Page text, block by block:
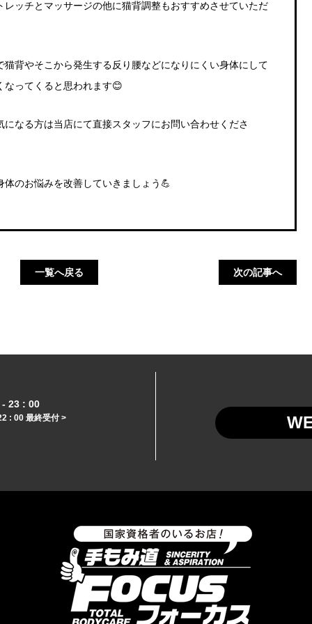
ッチとマッサージの他に猫背調整もおすすめさせていただ
背やそこから発生する反り腰などになりにくい身体にして
なってくると思われます😊
なる方は当店にて直接スタッフにお問い合わせくださ
のお悩みを改善していきましょう💪
一覧へ戻る 次の記事へ
- 23 : 00
: 00 最終受付 >